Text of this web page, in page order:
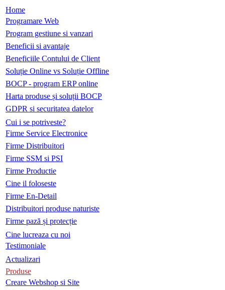
Home
Programare Web
Program gestiune si vanzari
Beneficii si avantaje
Beneficiile Contului de Client
Soluție Online vs Soluție Offline
BOCP - program ERP online
Harta produse și soluții BOCP
GDPR si securitatea datelor
Cui i se potriveste?
Firme Service Electronice
Firme Distribuitori
Firme SSM si PSI
Firme Productie
Cine il foloseste
Firme En-Detail
Distribuitori produse naturiste
Firme pază și protecție
Cine lucreaza cu noi
Testimoniale
Actualizari
Produse
Creare Webshop si Site